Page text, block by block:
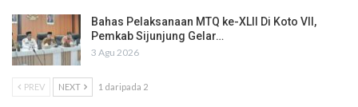
Bahas Pelaksanaan MTQ ke-XLII Di Koto VII,
Pemkab Sijunjung Gelar…
3 Agu 2026
PREV NEXT 1 daripada 2